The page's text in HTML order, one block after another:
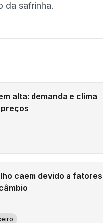
da safrinha.
alta: demanda e clima
caem devido a fatores